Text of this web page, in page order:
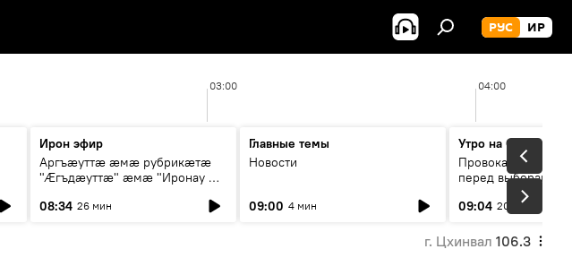
РУС ИР
03:00 04:00
Ирон эфир
Аргъæуттæ æмæ рубрикæтæ
"Æгъдæуттæ" æмæ "Иронау æй
08:34 26 мин
Главные темы
Новости
09:00 4 мин
Утро на Спутнике
Провокации со
перед выборами в
09:04 20 мин
г. Цхинвал 106.3